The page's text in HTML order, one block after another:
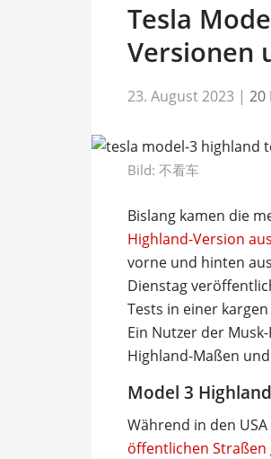
Tesla
Versionen
23. August 2023 | 20
Bild: 不看车
Bislang kamen die
Highland-Version
vorne und hinten
Dienstag
Tests in einer
Ein Nutzer der
Highland-Maßen
Model 3
Während in den
öffentlichen Straßen